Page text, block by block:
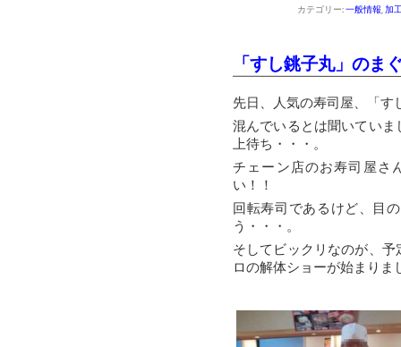
カテゴリー:一般情報,加
「すし銚子丸」のま
先日、人気の寿司屋、「す
混んでいるとは聞いてい
上待ち・・・。
チェーン店のお寿司屋さ
い！！
回転寿司であるけど、目
う・・・。
そしてビックリなのが、
ロの解体ショーが始まりま